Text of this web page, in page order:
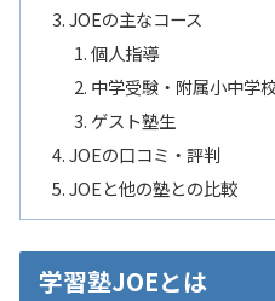
JOEの主なコース
個人指導
中学受験・附属小中学
ゲスト塾生
JOEの口コミ・評判
JOEと他の塾との比較
学習塾JOEとは